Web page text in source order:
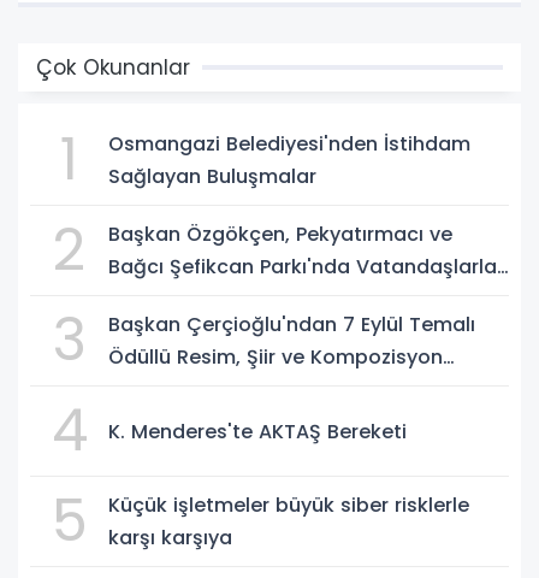
Çok Okunanlar
1
Osmangazi Belediyesi'nden İstihdam
Sağlayan Buluşmalar
2
Başkan Özgökçen, Pekyatırmacı ve
Bağcı Şefikcan Parkı'nda Vatandaşlarla
3
Başkan Çerçioğlu'ndan 7 Eylül Temalı
Ödüllü Resim, Şiir ve Kompozisyon
4 K. Menderes'te AKTAŞ Bereketi
5
Küçük işletmeler büyük siber risklerle
karşı karşıya